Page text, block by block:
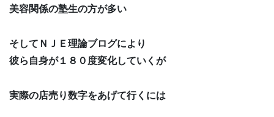
美容関係の塾生の方が多い
そしてＮＪＥ理論ブログにより
彼ら自身が１８０度変化していくが
実際の店売り数字をあげて行くには